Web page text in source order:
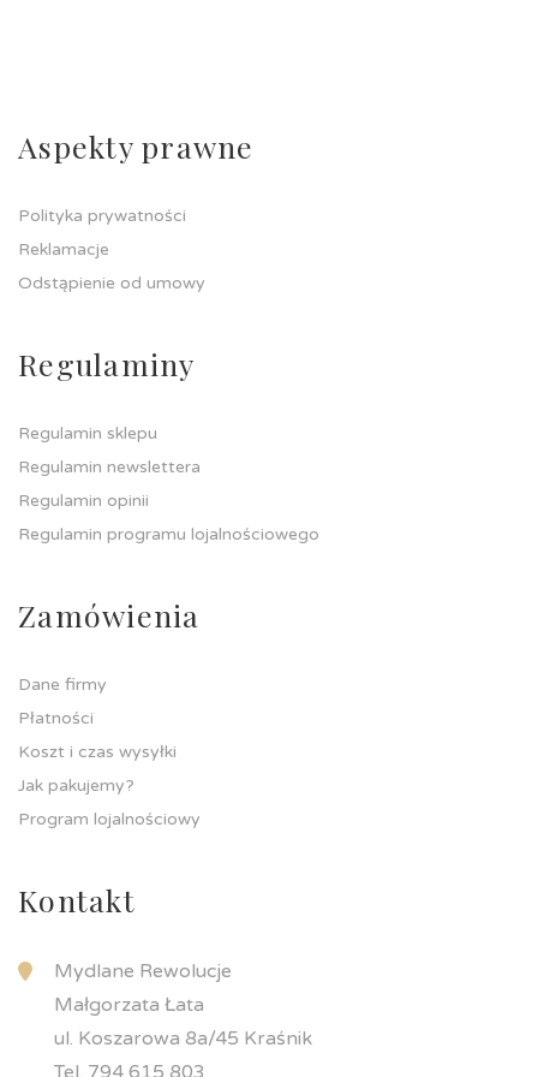
Aspekty prawne
Polityka prywatności
Reklamacje
Odstąpienie od umowy
Regulaminy
Regulamin sklepu
Regulamin newslettera
Regulamin opinii
Regulamin programu lojalnościowego
Zamówienia
Dane firmy
Płatności
Koszt i czas wysyłki
Jak pakujemy?
Program lojalnościowy
Kontakt
Mydlane Rewolucje
Małgorzata Łata
ul. Koszarowa 8a/45 Kraśnik
Tel. 794 615 803